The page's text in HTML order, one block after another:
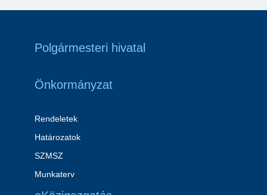
Polgármesteri hivatal
Önkormányzat
Rendeletek
Határozatok
SZMSZ
Munkaterv